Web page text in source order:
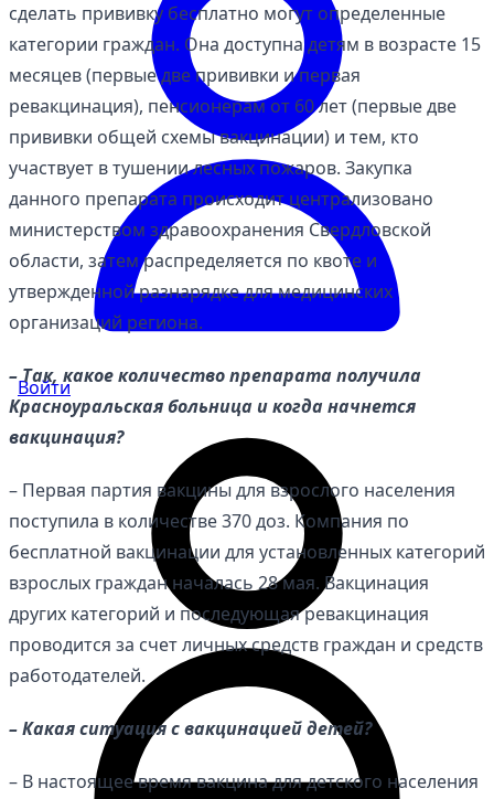
Войти
сделать прививку бесплатно могут определенные
категории граждан. Она доступна детям в возрасте 15
месяцев (первые две прививки и первая
ревакцинация), пенсионерам от 60 лет (первые две
прививки общей схемы вакцинации) и тем, кто
участвует в тушении лесных пожаров. Закупка
данного препарата происходит централизовано
министерством здравоохранения Свердловской
области, затем распределяется по квоте и
утвержденной разнарядке для медицинских
организаций региона.
– Так, какое количество препарата получила
Красноуральская больница и когда начнется
вакцинация?
– Первая партия вакцины для взрослого населения
поступила в количестве 370 доз. Компания по
бесплатной вакцинации для установленных категорий
взрослых граждан началась 28 мая. Вакцинация
других категорий и последующая ревакцинация
проводится за счет личных средств граждан и средств
работодателей.
– Какая ситуация с вакцинацией детей?
– В настоящее время вакцина для детского населения